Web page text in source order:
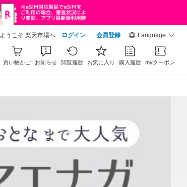
ようこそ 楽天市場へ ログイン 会員登録 Language
買い物かご お知らせ 閲覧履歴 お気に入り 購入履歴 myクーポン